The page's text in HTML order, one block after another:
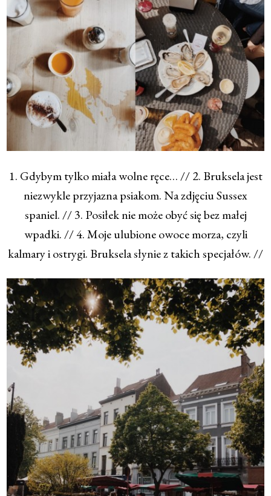
1. Gdybym tylko miała wolne ręce… // 2. Bruksela jest
niezwykle przyjazna psiakom. Na zdjęciu Sussex
spaniel. // 3. Posiłek nie może obyć się bez małej
wpadki. // 4. Moje ulubione owoce morza, czyli
kalmary i ostrygi. Bruksela słynie z takich specjałów. //